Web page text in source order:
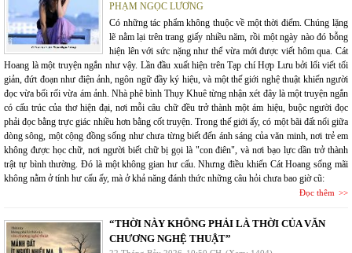
PHẠM NGỌC LƯƠNG
Có những tác phẩm không thuộc về một thời điểm. Chúng lặng
lẽ nằm lại trên trang giấy nhiều năm, rồi một ngày nào đó bỗng
hiện lên với sức nặng như thể vừa mới được viết hôm qua. Cát
Hoang là một truyện ngắn như vậy. Lần đầu xuất hiện trên Tạp chí Hợp Lưu bởi lối viết tối
giản, đứt đoạn như điện ảnh, ngôn ngữ đầy ký hiệu, và một thế giới nghệ thuật khiến người
đọc vừa bối rối vừa ám ảnh. Nhà phê bình Thụy Khuê từng nhận xét đây là một truyện ngắn
có cấu trúc của thơ hiện đại, nơi mỗi câu chữ đều trở thành một ám hiệu, buộc người đọc
phải đọc bằng trực giác nhiều hơn bằng cốt truyện. Trong thế giới ấy, có một bãi đất nổi giữa
dòng sông, một cộng đồng sống như chưa từng biết đến ánh sáng của văn minh, nơi trẻ em
không được học chữ, nơi người biết chữ bị gọi là "con điên", và nơi bạo lực dần trở thành
trật tự bình thường. Đó là một không gian hư cấu. Nhưng điều khiến Cát Hoang sống mãi
không nằm ở tính hư cấu ấy, mà ở khả năng đánh thức những câu hỏi chưa bao giờ cũ:
Đọc thêm
“THỜI NÀY KHÔNG PHẢI LÀ THỜI CỦA VĂN
CHƯƠNG NGHỆ THUẬT”